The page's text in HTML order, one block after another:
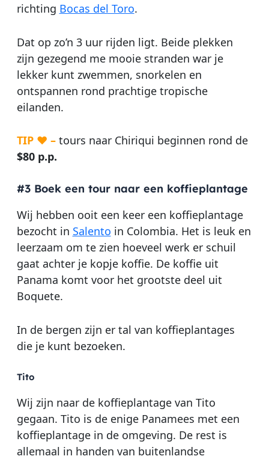
richting Bocas del Toro.
Dat op zo’n 3 uur rijden ligt. Beide plekken
zijn gezegend me mooie stranden war je
lekker kunt zwemmen, snorkelen en
ontspannen rond prachtige tropische
eilanden.
TIP ♥ –tours naar Chiriqui beginnen rond de
$80 p.p.
#3 Boek een tour naar een koffieplantage
Wij hebben ooit een keer een koffieplantage
bezocht in Salento in Colombia. Het is leuk en
leerzaam om te zien hoeveel werk er schuil
gaat achter je kopje koffie. De koffie uit
Panama komt voor het grootste deel uit
Boquete.
In de bergen zijn er tal van koffieplantages
die je kunt bezoeken.
Tito
Wij zijn naar de koffieplantage van Tito
gegaan. Tito is de enige Panamees met een
koffieplantage in de omgeving. De rest is
allemaal in handen van buitenlandse